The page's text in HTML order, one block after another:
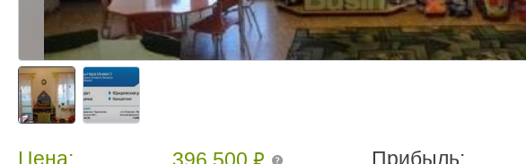
Цена: Прибыль: